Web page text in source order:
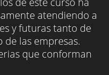
atendiendo a
y futuras tanto de
las empresas.
que conforman